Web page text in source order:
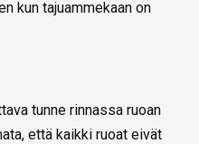
kun tajuammekaan on
tunne rinnassa ruoan
että kaikki ruoat eivät